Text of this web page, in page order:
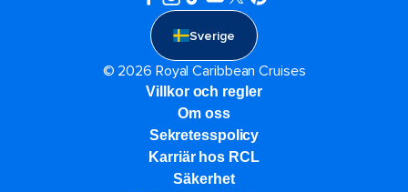
Sverige
© 2026 Royal Caribbean Cruises
Villkor och regler
Om oss
Sekretesspolicy
Karriär hos RCL
Säkerhet